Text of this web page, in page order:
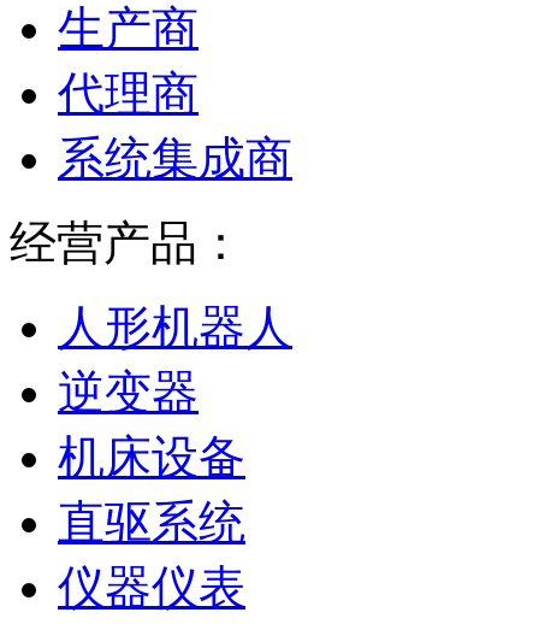
生产商
代理商
系统集成商
经营产品：
人形机器人
逆变器
机床设备
直驱系统
仪器仪表